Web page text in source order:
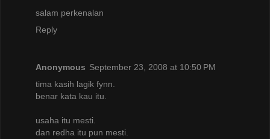
salam perkenalan
Reply
Anonymous September 23, 2008 at 10:50 PM
tima kasih lagik fynn.
benar kata kau itu.
usaha itu mesti.
dan redha itu pun mesti.